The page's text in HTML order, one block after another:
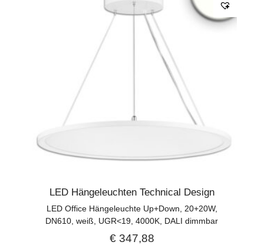
LED Hängeleuchten Technical Design
LED Office Hängeleuchte Up+Down, 20+20W,
DN610, weiß, UGR<19, 4000K, DALI dimmbar
€347,88